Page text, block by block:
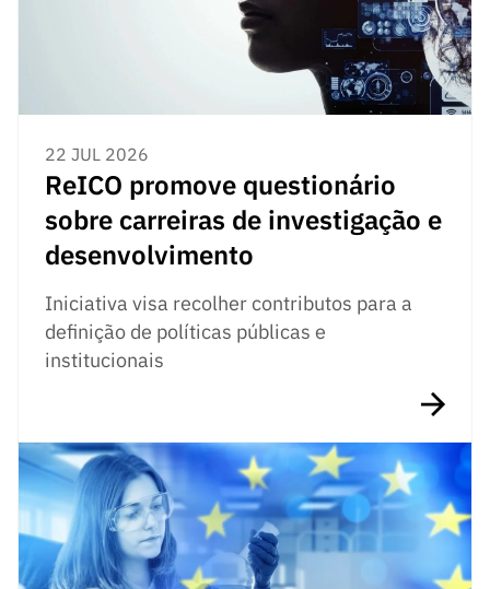
22 JUL 2026
ReICO promove questionário
sobre carreiras de investigação e
desenvolvimento
Iniciativa visa recolher contributos para a
definição de políticas públicas e
institucionais